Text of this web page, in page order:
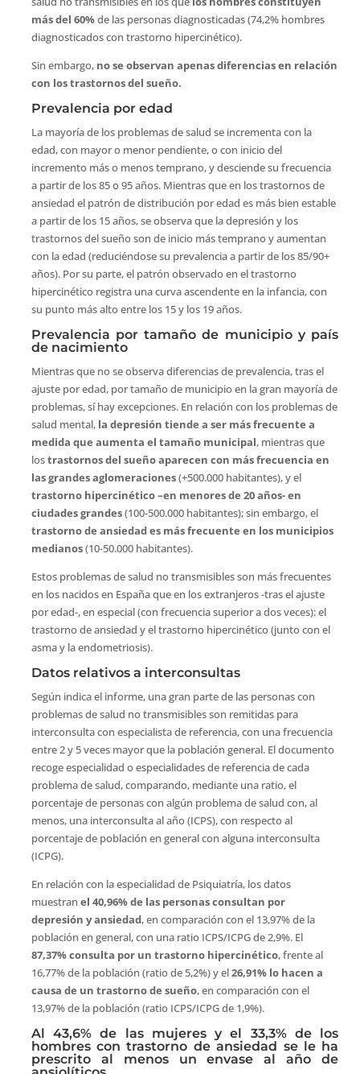
más del 60%de las personas diagnosticadas (74,2% hombres
diagnosticados con trastorno hipercinético).
Sin embargo, no se observan apenas diferencias en relación
con los trastornos del sueño.
Prevalencia por edad
La mayoría de los problemas de salud se incrementa con la
edad, con mayor o menor pendiente, o con inicio del
incremento más o menos temprano, y desciende su frecuencia
a partir de los 85 o 95 años. Mientras que en los trastornos de
ansiedad el patrón de distribución por edad es más bien estable
a partir de los 15 años, se observa que la depresión y los
trastornos del sueño son de inicio más temprano y aumentan
con la edad (reduciéndose su prevalencia a partir de los 85/90+
años). Por su parte, el patrón observado en el trastorno
hipercinético registra una curva ascendente en la infancia, con
su punto más alto entre los 15 y los 19 años.
Prevalencia por tamaño de municipio y país
de nacimiento
Mientras que no se observa diferencias de prevalencia, tras el
ajuste por edad, por tamaño de municipio en la gran mayoría de
problemas, sí hay excepciones. En relación con los problemas de
salud mental, la depresión tiende a ser más frecuente a
medida que aumenta el tamaño municipal, mientras que
lostrastornos del sueño aparecen con más frecuencia en
las grandes aglomeraciones(+500.000 habitantes), y el
trastorno hipercinético –en menores de 20 años- en
ciudades grandes(100-500.000 habitantes); sin embargo, el
trastorno de ansiedad es más frecuente en los municipios
medianos(10-50.000 habitantes).
Estos problemas de salud no transmisibles son más frecuentes
en los nacidos en España que en los extranjeros -tras el ajuste
por edad-, en especial (con frecuencia superior a dos veces): el
trastorno de ansiedad y el trastorno hipercinético (junto con el
asma y la endometriosis).
Datos relativos a interconsultas
Según indica el informe, una gran parte de las personas con
problemas de salud no transmisibles son remitidas para
interconsulta con especialista de referencia, con una frecuencia
entre 2 y 5 veces mayor que la población general. El documento
recoge especialidad o especialidades de referencia de cada
problema de salud, comparando, mediante una ratio, el
porcentaje de personas con algún problema de salud con, al
menos, una interconsulta al año (ICPS), con respecto al
porcentaje de población en general con alguna interconsulta
(ICPG).
En relación con la especialidad de Psiquiatría, los datos
muestran el 40,96% de las personas consultan por
depresión y ansiedad, en comparación con el 13,97% de la
población en general, con una ratio ICPS/ICPG de 2,9%. El
87,37% consulta por un trastorno hipercinético, frente al
16,77% de la población (ratio de 5,2%) y el26,91% lo hacen a
causa de un trastorno de sueño, en comparación con el
13,97% de la población (ratio ICPS/ICPG de 1,9%).
Al 43,6% de las mujeres y el 33,3% de los
hombres con trastorno de ansiedad se le ha
prescrito al menos un envase al año de